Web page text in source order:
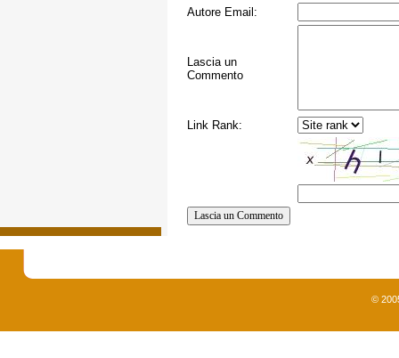
Autore Email:
Lascia un
Commento
Link Rank:
©